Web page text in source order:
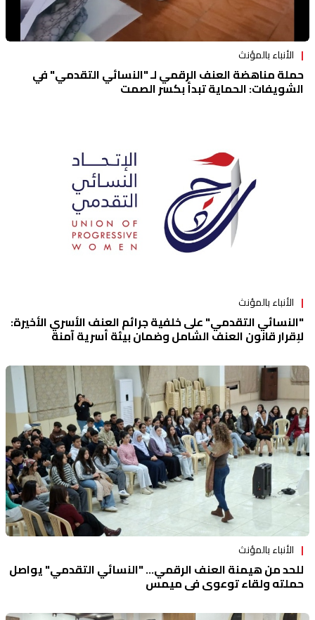
الأنباء بالمؤنث
حملة مناهضة العنف الرقمي لـ "النسائي التقدمي" في
الشويفات: الحماية تبدأ بكسر الصمت
الأنباء بالمؤنث
"النسائي التقدمي" على خلفية جرائم العنف الأسري الأخيرة:
لإقرار قانون العنف الشامل وضمان بيئة أسرية آمنة
الأنباء بالمؤنث
للحد من هيمنة العنف الرقمي... "النسائي التقدمي" يواصل
حملته ولقاء توعوي في ميمس